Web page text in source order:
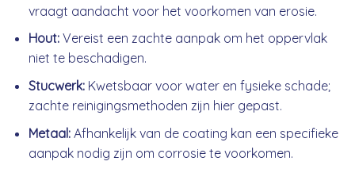
vraagt aandacht voor het voorkomen van erosie.
Hout:Vereist een zachte aanpak om het oppervlak
niet te beschadigen.
Stucwerk:Kwetsbaar voor water en fysieke schade;
zachte reinigingsmethoden zijn hier gepast.
Metaal:Afhankelijk van de coating kan een specifieke
aanpak nodig zijn om corrosie te voorkomen.